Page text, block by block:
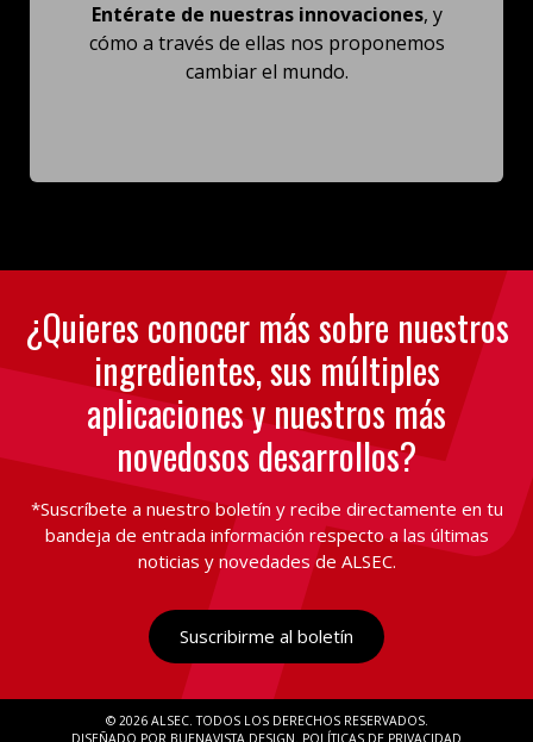
Entérate de nuestras innovaciones, y
cómo a través de ellas nos proponemos
cambiar el mundo.
¿Quieres conocer más sobre nuestros
ingredientes, sus múltiples
aplicaciones y nuestros más
novedosos desarrollos?
*Suscríbete a nuestro boletín y recibe directamente en tu
bandeja de entrada información respecto a las últimas
noticias y novedades de ALSEC.
Suscribirme al boletín
© 2026 ALSEC TODOS LOS DERECHOS RESERVADOS
DISEÑADO POR BUENAVISTA.DESIGN POLÍTICAS DE PRIVACIDAD